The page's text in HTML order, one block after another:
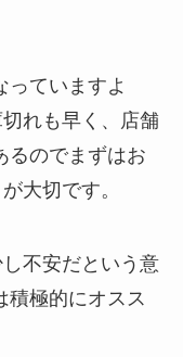
っていますよ
れも早く、店舗
るのでまずはお
大切です。
不安だという意
積極的にオスス